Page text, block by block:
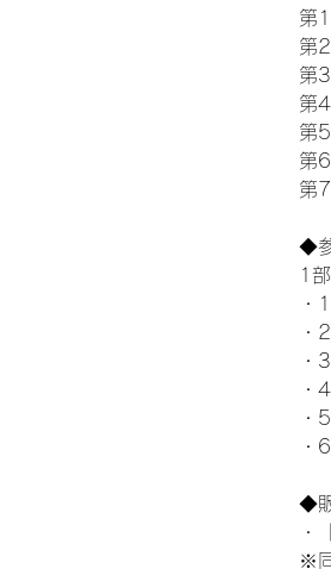
第
第
第
第
第
第
第
◆
1部
・
・
・
・
・
・
◆
・
※